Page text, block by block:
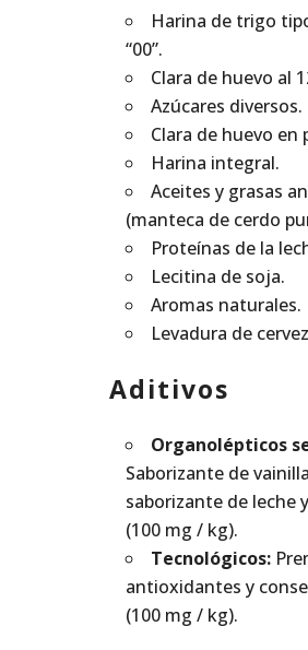
Harina de trigo
“00”.
Clara de huevo al
Azúcares diversos.
Clara de huevo en
Harina integral.
Aceites y grasas
(manteca de cerdo
Proteínas de la
Lecitina de soja.
Aromas naturales.
Levadura de
Aditivos
Organolépticos
Saborizante de
saborizante de leche
(100 mg / kg).
Tecnológicos:
antioxidantes y
(100 mg / kg).